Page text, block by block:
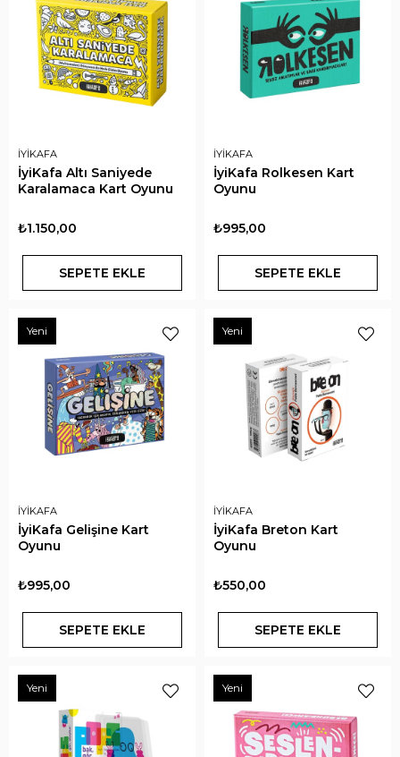
İYİKAFA
İyiKafa Altı Saniyede
Karalamaca Kart Oyunu
₺1.150,00
SEPETE EKLE
İYİKAFA
İyiKafa Rolkesen Kart
Oyunu
₺995,00
SEPETE EKLE
İYİKAFA
İyiKafa Gelişine Kart
Oyunu
₺995,00
SEPETE EKLE
Yeni
İYİKAFA
İyiKafa Breton Kart
Oyunu
₺550,00
SEPETE EKLE
Yeni
Yeni Yeni